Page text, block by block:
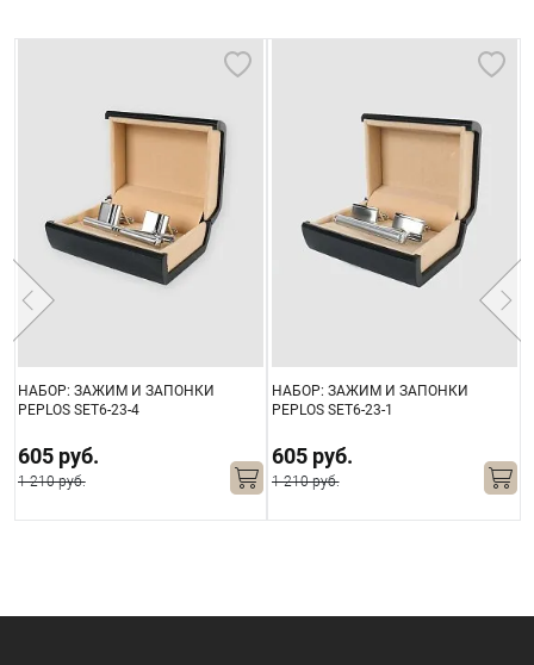
НАБОР: ЗАЖИМ И ЗАПОНКИ
PEPLOS SET6-23-4
605 руб.
1 210 руб.
НАБОР: ЗАЖИМ И ЗАПОНКИ
PEPLOS SET6-23-1
605 руб.
1 210 руб.